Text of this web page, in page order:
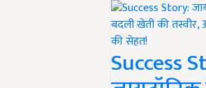
Success